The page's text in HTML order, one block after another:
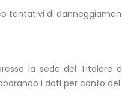
tentativi di
la sede del Titolare
i dati per conto